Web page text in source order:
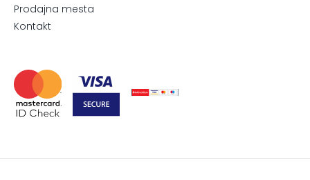
Prodajna mesta
Kontakt